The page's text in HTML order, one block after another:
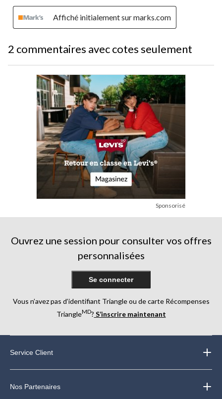
Affiché initialement sur marks.com
2 commentaires avec cotes seulement
Sponsorisé
Ouvrez une session pour consulter vos offres
personnalisées
Se connecter
Vous n’avez pas d’identifiant Triangle ou de carte Récompenses
TriangleMD? S’inscrire maintenant
Service Client
Nos Partenaires